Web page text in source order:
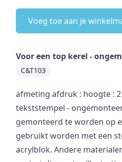
Voeg toe aan je
Voor een top kerel -
C&T103
afmeting afdruk : hoogte :
tekststempel -
gemonteerd te worden op
gebruikt worden met een
acrylblok. Andere